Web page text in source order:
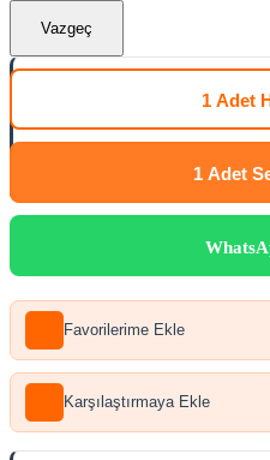
Vazgeç
1 Adet
1 Adet
Favorilerime Ekle
Karşılaştırmaya Ekle